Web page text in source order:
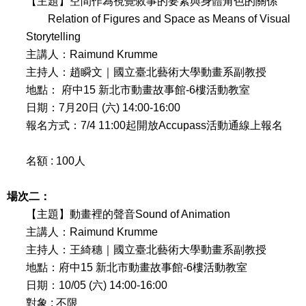
Relation of Figures and Space as Means of Visual
Storytelling
主講人： Raimund Krumme
主持人：趙瞬文｜國立臺北藝術大學動畫系副教授
地點： 府中15 新北市動畫故事館-6樓活動教室
日期：7月 20日 (六) 14:00-16:00
報名方式：7/4 11:00起開放Accupass活動通線上報名
名額 : 100人
場次二：
【主題】動畫裡的聲音Sound of Animation
主講人： Raimund Krumme
主持人：王綺穗｜國立臺北藝術大學動畫系副教授
地點： 府中15 新北市動畫故事館-6樓活動教室
日期： 10/05 (六) 14:00-16:00
對象 :不限